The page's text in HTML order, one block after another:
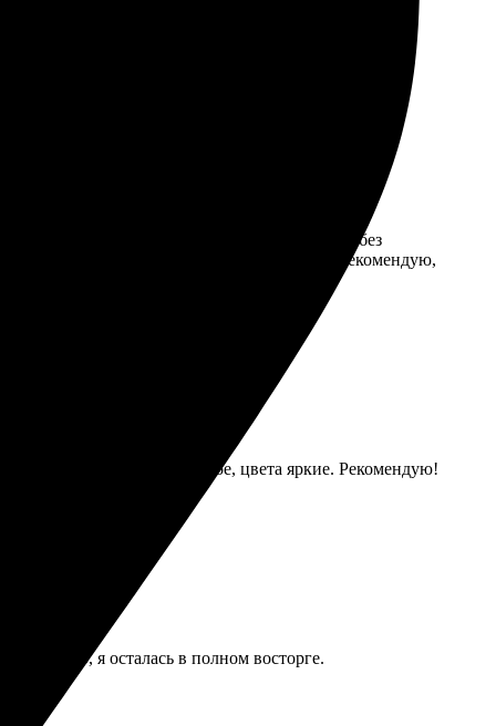
фото, выбрал размер и оплатил – все быстро.
стену, радует глаз. Рекомендую всем, кто хочет
фото, выбрал размер и оформил заказ без
натянут ровно, всё аккуратно оформлено. Рекомендую,
забрала—качество отличное, цвета яркие. Рекомендую!
качество, я осталась в полном восторге.